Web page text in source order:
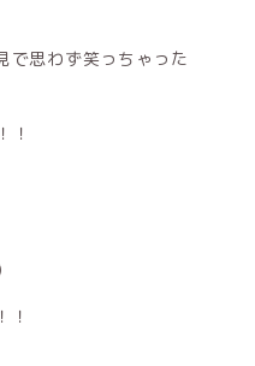
で思わず笑っちゃった
！
！